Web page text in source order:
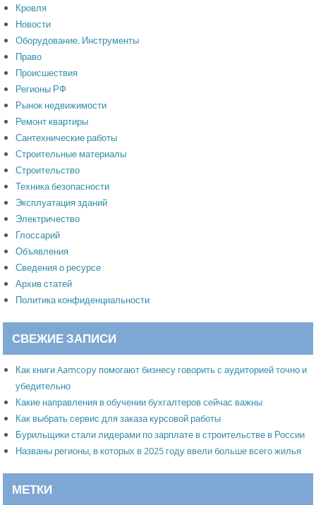
Кровля
Новости
Оборудование. Инструменты
Право
Происшествия
Регионы РФ
Рынок недвижимости
Ремонт квартиры
Сантехнические работы
Строительные материалы
Строительство
Техника безопасности
Эксплуатация зданий
Электричество
Глоссарий
Объявления
Сведения о ресурсе
Архив статей
Политика конфиденциальности
СВЕЖИЕ ЗАПИСИ
Как книги Aamcopy помогают бизнесу говорить с аудиторией точно и
убедительно
Какие направления в обучении бухгалтеров сейчас важны
Как выбрать сервис для заказа курсовой работы
Бурильщики стали лидерами по зарплате в строительстве в России
Названы регионы, в которых в 2025 году ввели больше всего жилья
МЕТКИ